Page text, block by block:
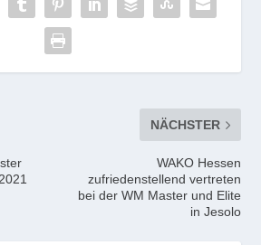
NÄCHSTER
WAKO Hessen
zufriedenstellend vertreten
bei der WM Master und Elite
in Jesolo